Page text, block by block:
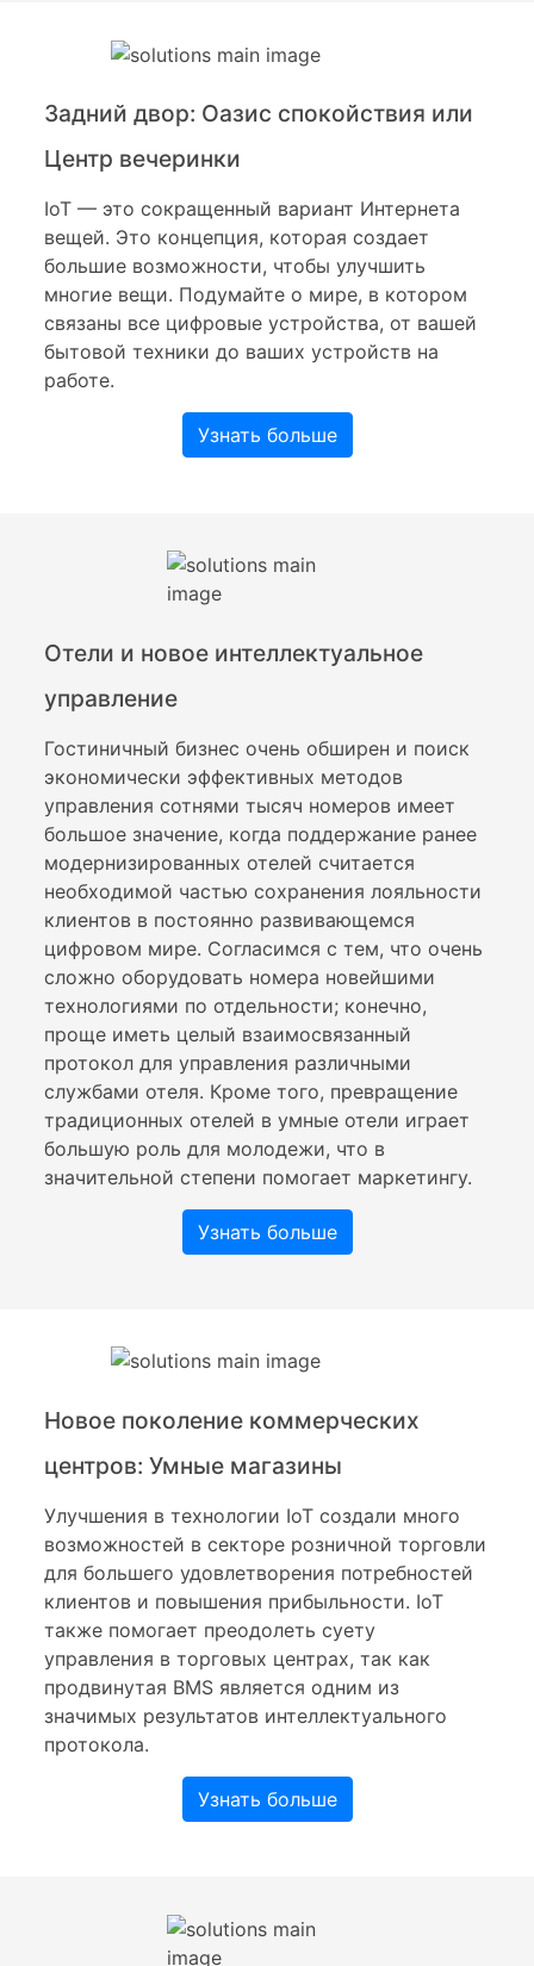
Задний двор: Оазис спокойствия или
Центр вечеринки
IoT — это сокращенный вариант Интернета
вещей. Это концепция, которая создает
большие возможности, чтобы улучшить
многие вещи. Подумайте о мире, в котором
связаны все цифровые устройства, от вашей
бытовой техники до ваших устройств на
работе.
Узнать больше
Отели и новое интеллектуальное
управление
Гостиничный бизнес очень обширен и поиск
экономически эффективных методов
управления сотнями тысяч номеров имеет
большое значение, когда поддержание ранее
модернизированных отелей считается
необходимой частью сохранения лояльности
клиентов в постоянно развивающемся
цифровом мире. Согласимся с тем, что очень
сложно оборудовать номера новейшими
технологиями по отдельности; конечно,
проще иметь целый взаимосвязанный
протокол для управления различными
службами отеля. Кроме того, превращение
традиционных отелей в умные отели играет
большую роль для молодежи, что в
значительной степени помогает маркетингу.
Узнать больше
Новое поколение коммерческих
центров: Умные магазины
Улучшения в технологии IoT создали много
возможностей в секторе розничной торговли
для большего удовлетворения потребностей
клиентов и повышения прибыльности. IoT
также помогает преодолеть суету
управления в торговых центрах, так как
продвинутая BMS является одним из
значимых результатов интеллектуального
протокола.
Узнать больше